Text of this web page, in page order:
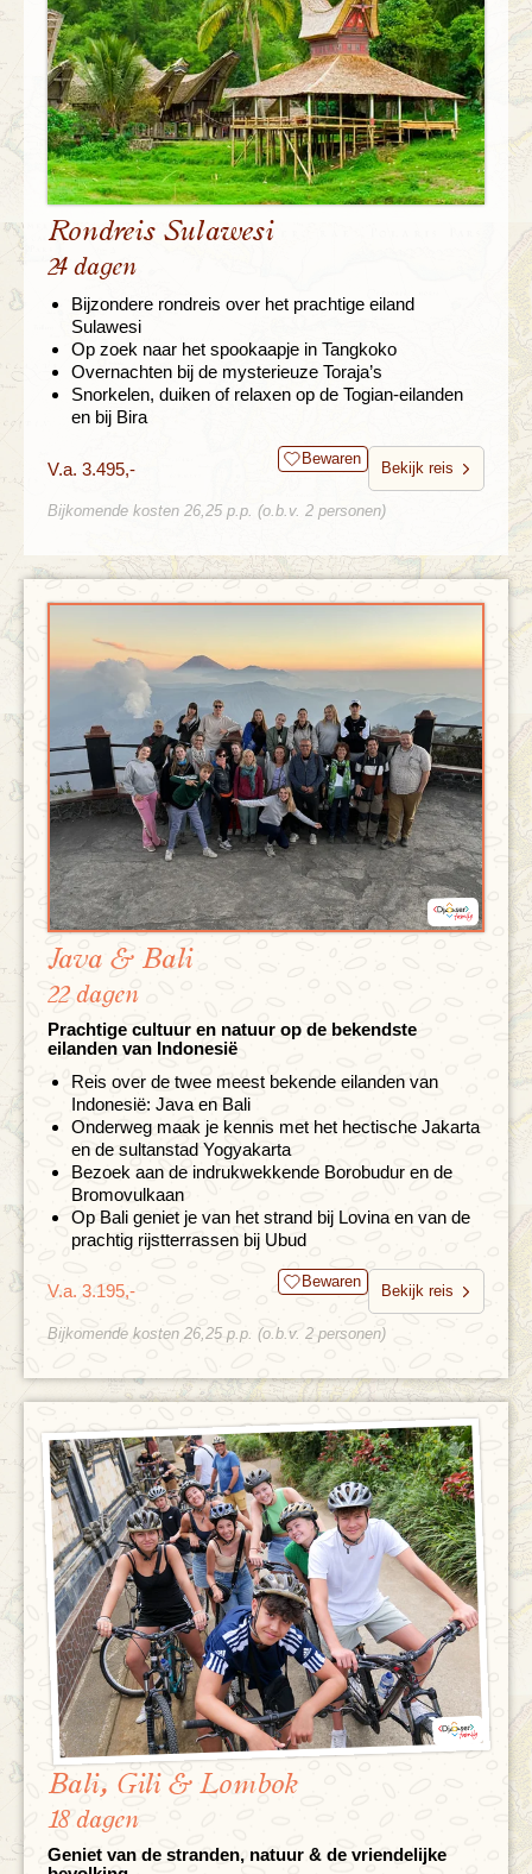
Rondreis Sulawesi
24 dagen
Bijzondere rondreis over het prachtige eiland
Sulawesi
Op zoek naar het spookaapje in Tangkoko
Overnachten bij de mysterieuze Toraja’s
Snorkelen, duiken of relaxen op de Togian-eilanden
en bij Bira
V.a. 3.495,- Bewaren
Bekijk reis
Bijkomende kosten 26,25 p.p. (o.b.v. 2 personen)
Java & Bali
22 dagen
Prachtige cultuur en natuur op de bekendste
eilanden van Indonesië
Reis over de twee meest bekende eilanden van
Indonesië: Java en Bali
Onderweg maak je kennis met het hectische Jakarta
en de sultanstad Yogyakarta
Bezoek aan de indrukwekkende Borobudur en de
Bromovulkaan
Op Bali geniet je van het strand bij Lovina en van de
prachtig rijstterrassen bij Ubud
V.a. 3.195,- Bewaren
Bekijk reis
Bijkomende kosten 26,25 p.p. (o.b.v. 2 personen)
Bali, Gili & Lombok
18 dagen
Geniet van de stranden, natuur & de vriendelijke